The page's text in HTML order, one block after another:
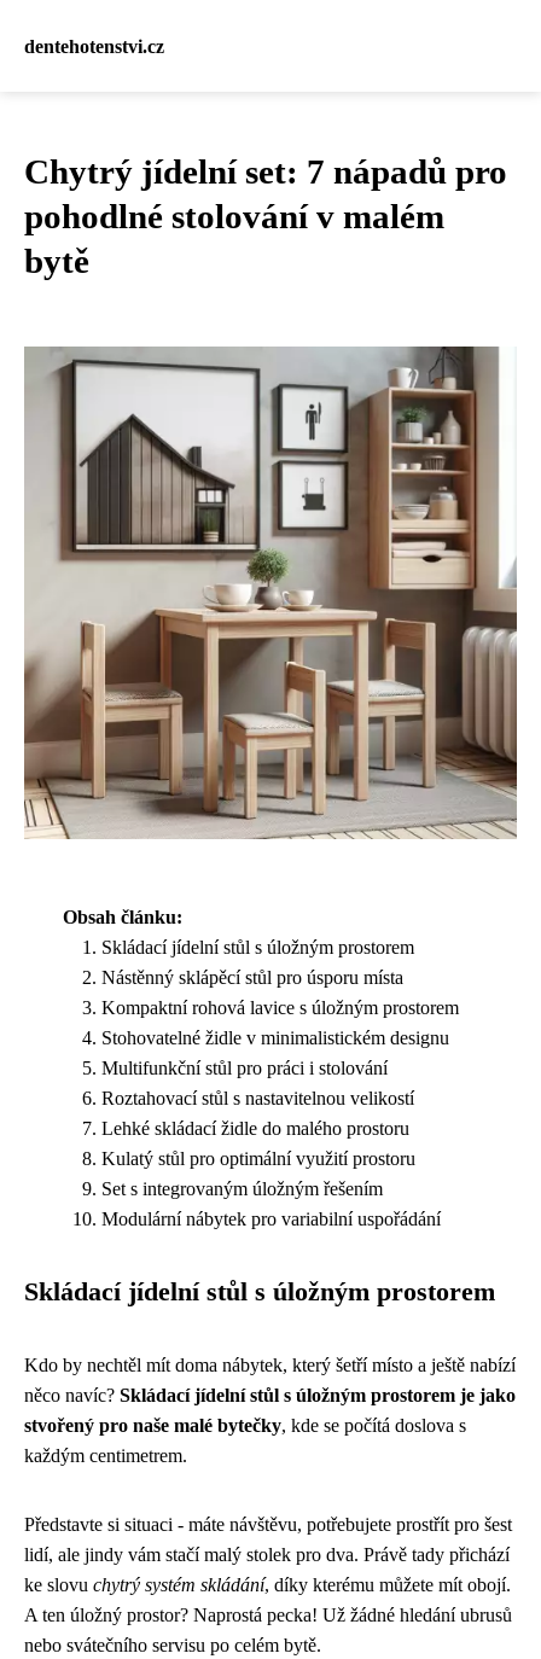
dentehotenstvi.cz
Chytrý jídelní set: 7 nápadů pro
pohodlné stolování v malém
bytě
Obsah článku:
Skládací jídelní stůl s úložným prostorem
Nástěnný sklápěcí stůl pro úsporu místa
Kompaktní rohová lavice s úložným prostorem
Stohovatelné židle v minimalistickém designu
Multifunkční stůl pro práci i stolování
Roztahovací stůl s nastavitelnou velikostí
Lehké skládací židle do malého prostoru
Kulatý stůl pro optimální využití prostoru
Set s integrovaným úložným řešením
Modulární nábytek pro variabilní uspořádání
Skládací jídelní stůl s úložným prostorem
Kdo by nechtěl mít doma nábytek, který šetří místo a ještě nabízí
něco navíc? Skládací jídelní stůl s úložným prostorem je jako
stvořený pro naše malé bytečky, kde se počítá doslova s
každým centimetrem.
Představte si situaci - máte návštěvu, potřebujete prostřít pro šest
lidí, ale jindy vám stačí malý stolek pro dva. Právě tady přichází
ke slovu chytrý systém skládání, díky kterému můžete mít obojí.
A ten úložný prostor? Naprostá pecka! Už žádné hledání ubrusů
nebo svátečního servisu po celém bytě.